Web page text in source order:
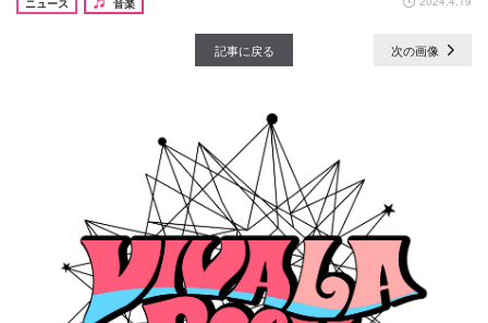
ニュース
音楽
記事に戻る 次の画像